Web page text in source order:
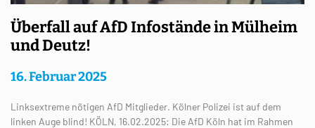
Überfall auf AfD Infostände in Mülheim
und Deutz!
16. Februar 2025
Linksextreme nötigen AfD Mitglieder. Kölner Polizei ist auf dem
linken Auge blind! KÖLN, 16.02.2025: Die AfD Köln hat im Rahmen